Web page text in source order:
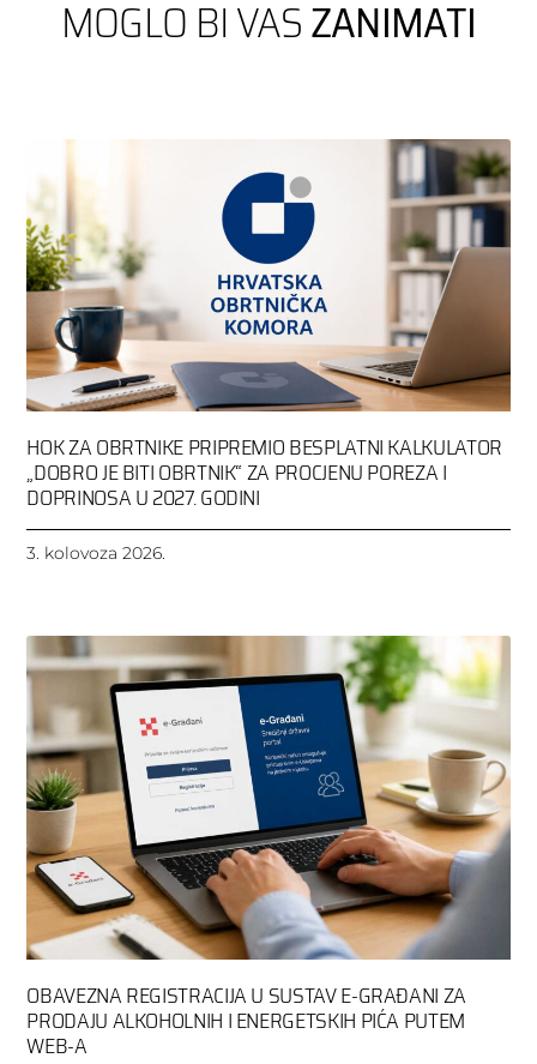
MOGLO BI VASZANIMATI
HOK ZA OBRTNIKE PRIPREMIO BESPLATNI KALKULATOR
„DOBRO JE BITI OBRTNIK“ ZA PROCJENU POREZA I
DOPRINOSA U 2027. GODINI
3. kolovoza 2026.
OBAVEZNA REGISTRACIJA U SUSTAV E-GRAĐANI ZA
PRODAJU ALKOHOLNIH I ENERGETSKIH PIĆA PUTEM
WEB-A